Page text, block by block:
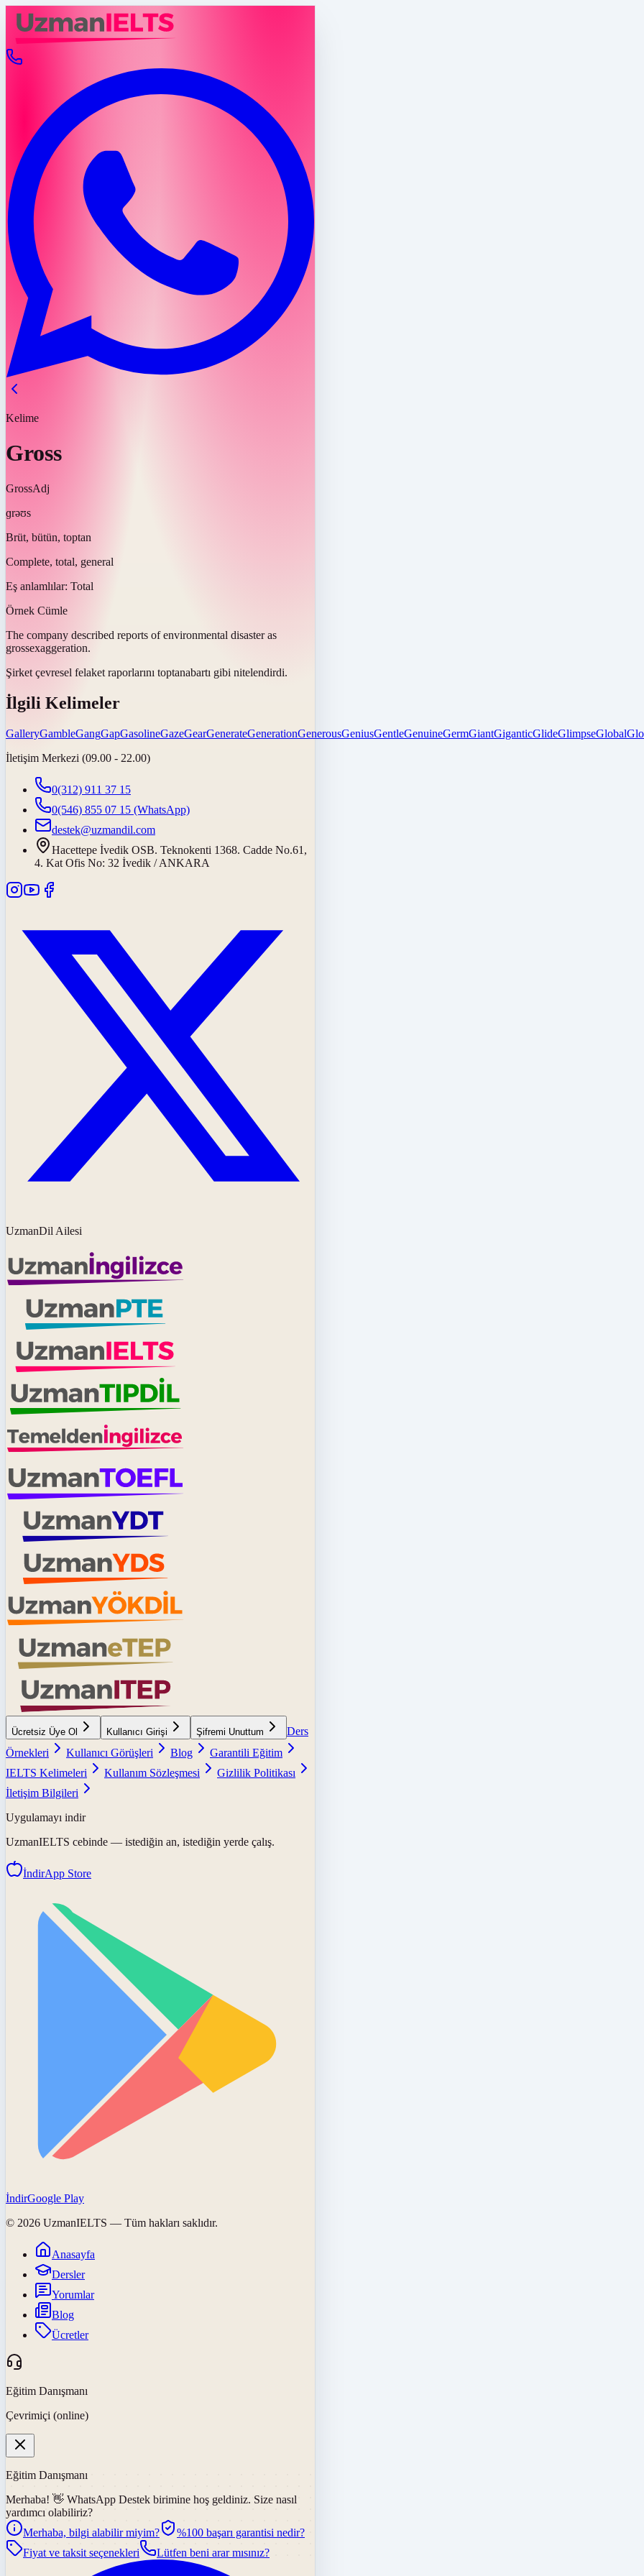
Kelime
Gross
GrossAdj
ɡrəʊs
Brüt, bütün, toptan
Complete, total, general
Eş anlamlılar: Total
Örnek Cümle
The company described reports of environmental disaster as
grossexaggeration.
Şirket çevresel felaket raporlarını toptanabartı gibi nitelendirdi.
İlgili Kelimeler
GalleryGambleGangGapGasolineGazeGearGenerateGenerationGenerousGeniusGentleGenuineGermGiantGiganticGlideGlimpseGlobal
İletişim Merkezi (09.00 - 22.00)
0(312) 911 37 15
0(546) 855 07 15 (WhatsApp)
destek@uzmandil.com
Hacettepe İvedik OSB. Teknokenti 1368. Cadde No.61,
4. Kat Ofis No: 32 İvedik / ANKARA
UzmanDil Ailesi
Ücretsiz Üye Ol Kullanıcı Girişi Şifremi Unuttum
Ders
Örnekleri
Kullanıcı Görüşleri Blog
Garantili Eğitim
IELTS Kelimeleri
Kullanım Sözleşmesi
Gizlilik Politikası
İletişim Bilgileri
Uygulamayı indir
UzmanIELTS cebinde — istediğin an, istediğin yerde çalış.
İndirApp Store
İndirGoogle Play
© 2026 UzmanIELTS — Tüm hakları saklıdır.
Anasayfa
Dersler
Yorumlar
Blog
Ücretler
Eğitim Danışmanı
Çevrimiçi (online)
Eğitim Danışmanı
Merhaba! 👋 WhatsApp Destek birimine hoş geldiniz. Size nasıl
yardımcı olabiliriz?
Merhaba, bilgi alabilir miyim?
%100 başarı garantisi nedir?
Fiyat ve taksit seçenekleri
Lütfen beni arar mısınız?